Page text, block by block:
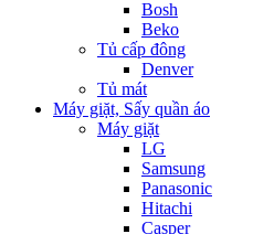
Bosh
Beko
Tủ cấp đông
Denver
Tủ mát
Máy giặt, Sấy quần áo
Máy giặt
LG
Samsung
Panasonic
Hitachi
Casper